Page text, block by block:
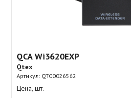
QCA Wi3620EXP
Qtex
Артикул: QT00026562
Цена, шт.